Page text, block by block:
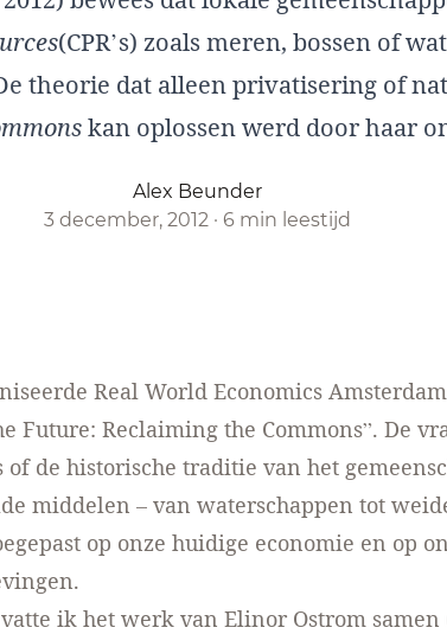
(CPR’s) zoals meren, bossen of
theorie dat alleen privatisering of
kan oplossen werd door haar
Alex Beunder
3 december, 2012 · 6 min leestijd
Real World Economics
Future: Reclaiming the Commons”. De
of de historische traditie van het
middelen – van waterschappen tot
op onze huidige economie en op
ik het werk van Elinor Ostrom samen